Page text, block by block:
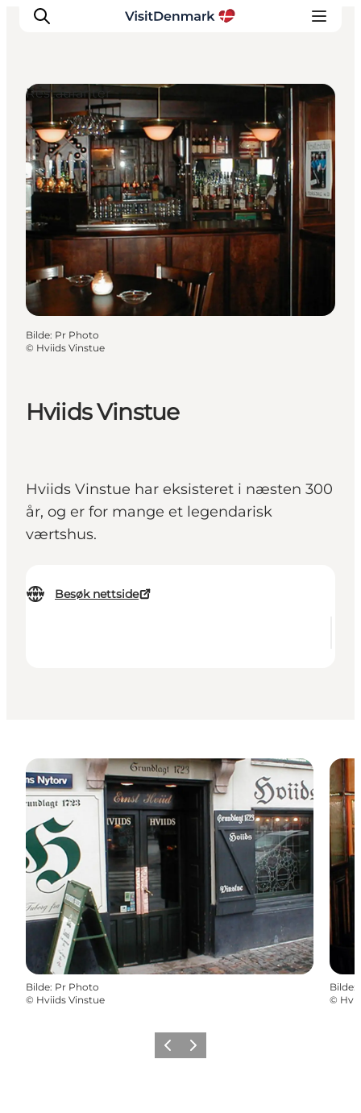
Inspirasjon
Reisemål
Aktiviteter
Overnatting
Planlegg reisen
Hviids Vinstue
Hviids Vinstue har eksisteret i næsten 300
år, og er for mange et legendarisk
værtshus.
Besøk nettside
Restauranter
Bilde: Pr Photo
© Hviids Vinstue
Bilde: Pr Photo
© Hviids Vinstue
Bilde:
©
ForrigeNeste